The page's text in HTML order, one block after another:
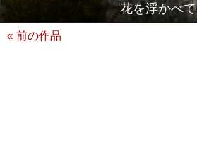
花を浮かべて
« 前の作品